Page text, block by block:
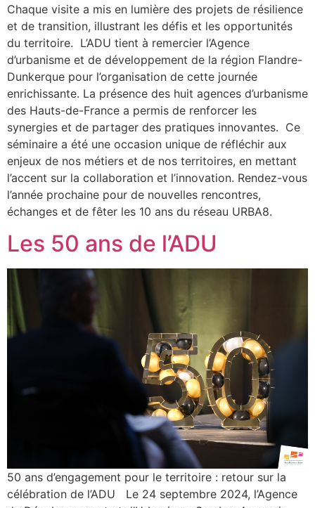
Chaque visite a mis en lumière des projets de résilience
et de transition, illustrant les défis et les opportunités
du territoire. L’ADU tient à remercier l’Agence
d’urbanisme et de développement de la région Flandre-
Dunkerque pour l’organisation de cette journée
enrichissante. La présence des huit agences d’urbanisme
des Hauts-de-France a permis de renforcer les
synergies et de partager des pratiques innovantes. Ce
séminaire a été une occasion unique de réfléchir aux
enjeux de nos métiers et de nos territoires, en mettant
l’accent sur la collaboration et l’innovation. Rendez-vous
l’année prochaine pour de nouvelles rencontres,
échanges et de fêter les 10 ans du réseau URBA8.
Les 50 ans de l’ADU
50 ans d’engagement pour le territoire : retour sur la
célébration de l’ADU Le 24 septembre 2024, l’Agence